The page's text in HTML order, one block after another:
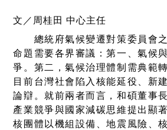
文／周桂田 中心主任
總統府氣候變遷對策委員會之
命題需要各界審議：第一、氣候
爭。第二，氣候治理體制需典範
目前台灣社會陷入核能延役、新
論辯。就前兩者而言，和碩董事
產業競爭與國家減碳思維提出顯
核團體以機組設備、地震風險、